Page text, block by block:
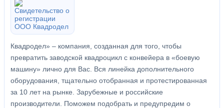
Квадродел» – компания, созданная для того, чтобы
превратить заводской квадроцикл с конвейера в «боевую
машину» лично для Вас. Вся линейка дополнительного
оборудования, тщательно отобранная и протестированная
за 10 лет на рынке. Зарубежные и российские
производители. Поможем подобрать и предупредим о